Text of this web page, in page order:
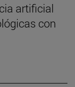
artificial
con